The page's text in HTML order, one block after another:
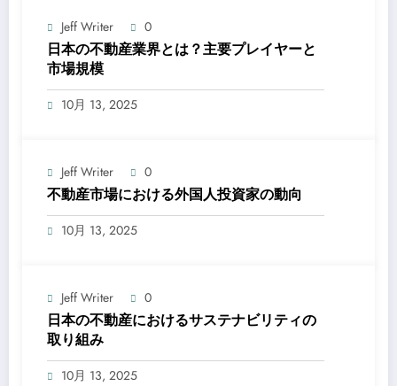
Jeff Writer 0
日本の不動産業界とは？主要プレイヤーと
市場規模
10月 13, 2025
Jeff Writer 0
不動産市場における外国人投資家の動向
10月 13, 2025
Jeff Writer 0
日本の不動産におけるサステナビリティの
取り組み
10月 13, 2025